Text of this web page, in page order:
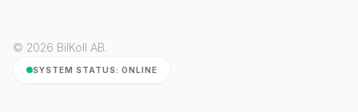
© 2026 BilKoll AB.
SYSTEM STATUS: ONLINE